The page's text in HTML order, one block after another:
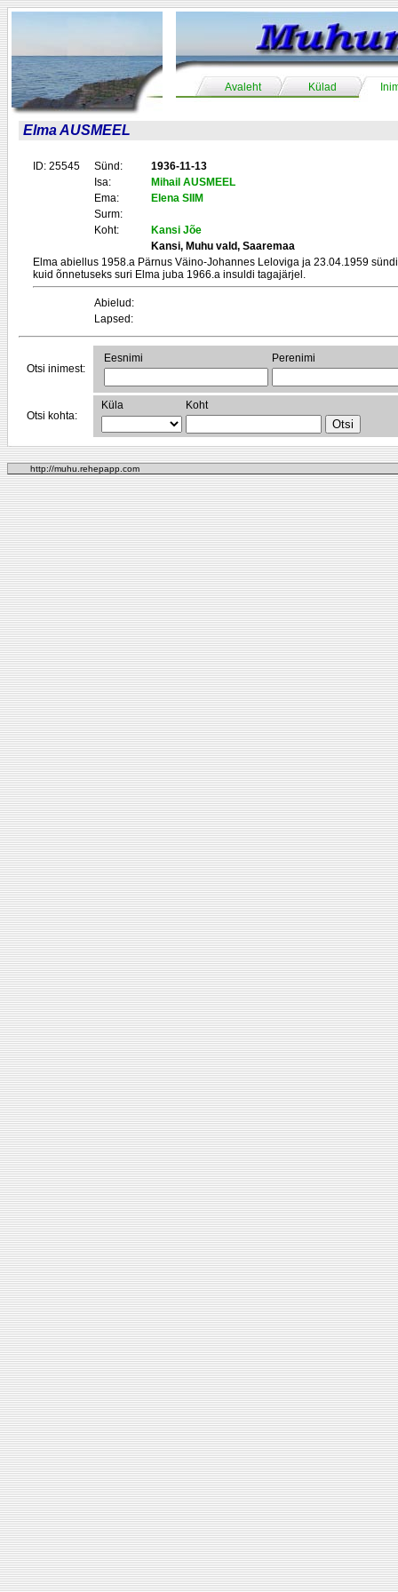
Avaleht Külad
Elma AUSMEEL
ID: 25545 Sünd:
1936-11-13
Isa:
Mihail AUSMEEL
Ema:
Elena SIIM
Surm:
Koht:
Kansi Jõe
Kansi, Muhu vald, Saaremaa
Elma abiellus 1958.a Pärnus Väino-Johannes Leloviga ja 23.04.1959
kuid õnnetuseks suri Elma juba 1966.a insuldi tagajärjel.
Abielud:
Lapsed:
Otsi inimest:
Eesnimi Perenimi
Otsi kohta:
Küla Koht
http://muhu.rehepapp.com